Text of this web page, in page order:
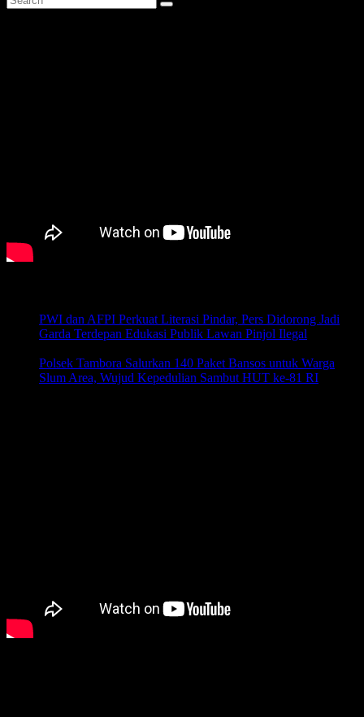
PWI dan AFPI Perkuat Literasi Pindar, Pers Didorong Jadi
Garda Terdepan Edukasi Publik Lawan Pinjol Ilegal
Polsek Tambora Salurkan 140 Paket Bansos untuk Warga
Slum Area, Wujud Kepedulian Sambut HUT ke-81 RI